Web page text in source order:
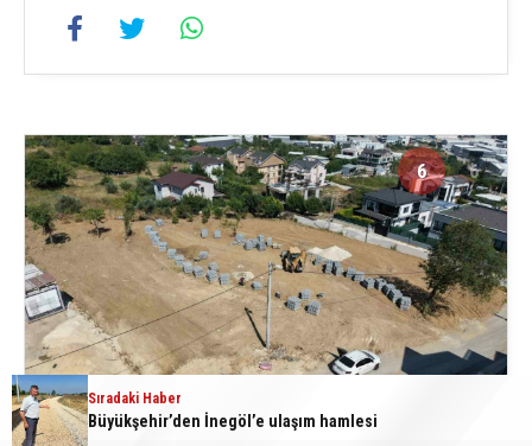
6 6
Sıradaki Haber
Büyükşehir’den İnegöl’e ulaşım hamlesi